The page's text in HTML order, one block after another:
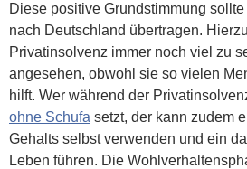
Diese positive Grundstimmung
nach Deutschland übertragen.
Privatinsolvenz immer noch viel zu
angesehen, obwohl sie so vielen
hilft. Wer während der
ohne Schufa setzt, der kann zudem
Gehalts selbst verwenden und ein
Leben führen. Die